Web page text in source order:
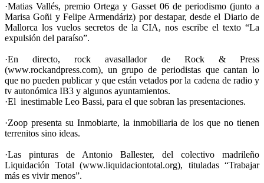
·Matias Vallés, premio Ortega y Gasset 06 de periodismo (junto a
Marisa Goñi y Felipe Armendáriz) por destapar, desde el Diario de
Mallorca los vuelos secretos de la CIA, nos escribe el texto “La
expulsión del paraíso”.
·En directo, rock avasallador de Rock & Press
(www.rockandpress.com), un grupo de periodistas que cantan lo
que no pueden publicar y que están vetados por la cadena de radio y
tv autonómica IB3 y algunos ayuntamientos.
·El inestimable Leo Bassi, para el que sobran las presentaciones.
·Zoop presenta su Inmobiarte, la inmobiliaria de los que no tienen
terrenitos sino ideas.
·Las pinturas de Antonio Ballester, del colectivo madrileño
Liquidación Total (www.liquidaciontotal.org), tituladas “Trabajar
más es vivir menos”.